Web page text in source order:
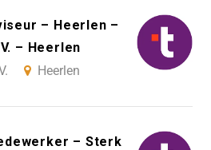
– Heerlen –
– Heerlen
Heerlen
– Sterk